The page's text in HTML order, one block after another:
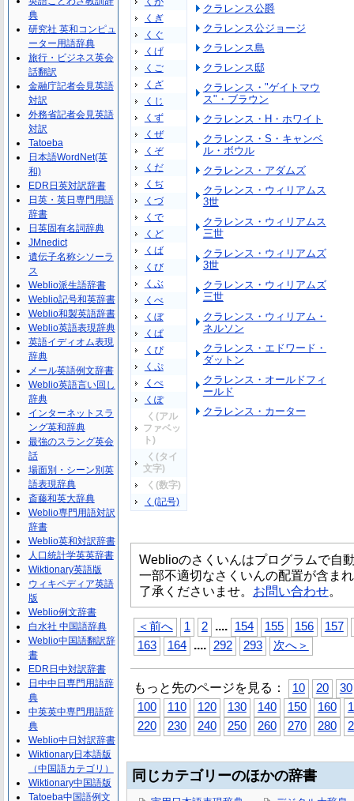
くぎ
くぐ
くげ
くご
くざ
くじ
くず
くぜ
くぞ
くだ
くぢ
くづ
くで
くど
くば
くび
くぶ
くべ
くぼ
くぱ
くぴ
くぷ
くぺ
くぽ
く(アル
ファベッ
ト)
く(タイ
文字)
く(数字)
く(記号)
クラレンス公爵
クラレンス公ジョージ
クラレンス島
クラレンス邸
クラレンス・"ゲイトマウ
ス"・ブラウン
クラレンス・H・ホワイト
クラレンス・S・キャンベ
ル・ボウル
クラレンス・アダムズ
クラレンス・ウィリアムス
3世
クラレンス・ウィリアムス
三世
クラレンス・ウィリアムズ
3世
クラレンス・ウィリアムズ
三世
クラレンス・ウィリアム・
ネルソン
クラレンス・エドワード・
ダットン
クラレンス・オールドフィ
ールド
クラレンス・カーター
Weblioのさくいんはプログラムで自
一部不適切なさくいんの配置が含ま
了承くださいませ。 お問い合わせ。
＜前へ 1 2 .... 154 155 156
157
163
164 .... 292 293 次へ＞
もっと先のページを見る： 10 20
30
100
110 120 130 140 150 160
220
230 240 250 260 270 280
同じカテゴリーのほかの辞書
典
研究社 英和コンピュ
ーター用語辞典
旅行・ビジネス英会
話翻訳
金融庁記者会見英語
対訳
外務省記者会見英語
対訳
Tatoeba
日本語WordNet(英
和)
EDR日英対訳辞書
日英・英日専門用語
辞書
日英固有名詞辞典
JMnedict
遺伝子名称シソーラ
ス
Weblio派生語辞書
Weblio記号和英辞書
Weblio和製英語辞書
Weblio英語表現辞典
英語イディオム表現
辞典
メール英語例文辞書
Weblio英語言い回し
辞典
インターネットスラ
ング英和辞典
最強のスラング英会
話
場面別・シーン別英
語表現辞典
斎藤和英大辞典
Weblio専門用語対訳
辞書
Weblio英和対訳辞書
人口統計学英英辞書
Wiktionary英語版
ウィキペディア英語
版
Weblio例文辞書
白水社 中国語辞典
Weblio中国語翻訳辞
書
EDR日中対訳辞書
日中中日専門用語辞
典
中英英中専門用語辞
典
Weblio中日対訳辞書
Wiktionary日本語版
（中国語カテゴリ）
Wiktionary中国語版
Tatoeba中国語例文